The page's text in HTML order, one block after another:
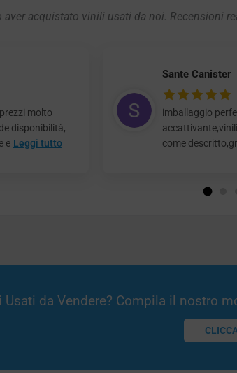
acquistato vinili usati da noi. Recensioni
molto
disponibilità,
e Leggi tutto
Sante Canister
imballaggio
come
Usati da Vendere? Compila il nostro